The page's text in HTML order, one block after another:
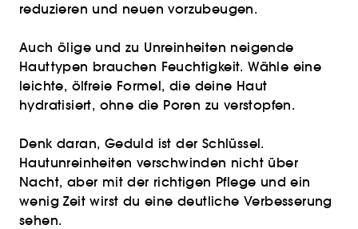
reduzieren und neuen vorzubeugen.
Auch ölige und zu Unreinheiten neigende
Hauttypen brauchen Feuchtigkeit. Wähle eine
leichte, ölfreie Formel, die deine Haut
hydratisiert, ohne die Poren zu verstopfen.
Denk daran, Geduld ist der Schlüssel.
Hautunreinheiten verschwinden nicht über
Nacht, aber mit der richtigen Pflege und ein
wenig Zeit wirst du eine deutliche Verbesserung
sehen.